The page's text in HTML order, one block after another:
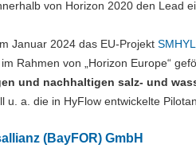
von Horizon 2020 den Lead
Januar 2024 das EU-Projekt
Rahmen von „Horizon Europe“
und nachhaltigen salz- und
u. a. die in HyFlow entwickelte
(BayFOR) GmbH